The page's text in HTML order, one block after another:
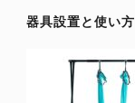
器具設置と使い方